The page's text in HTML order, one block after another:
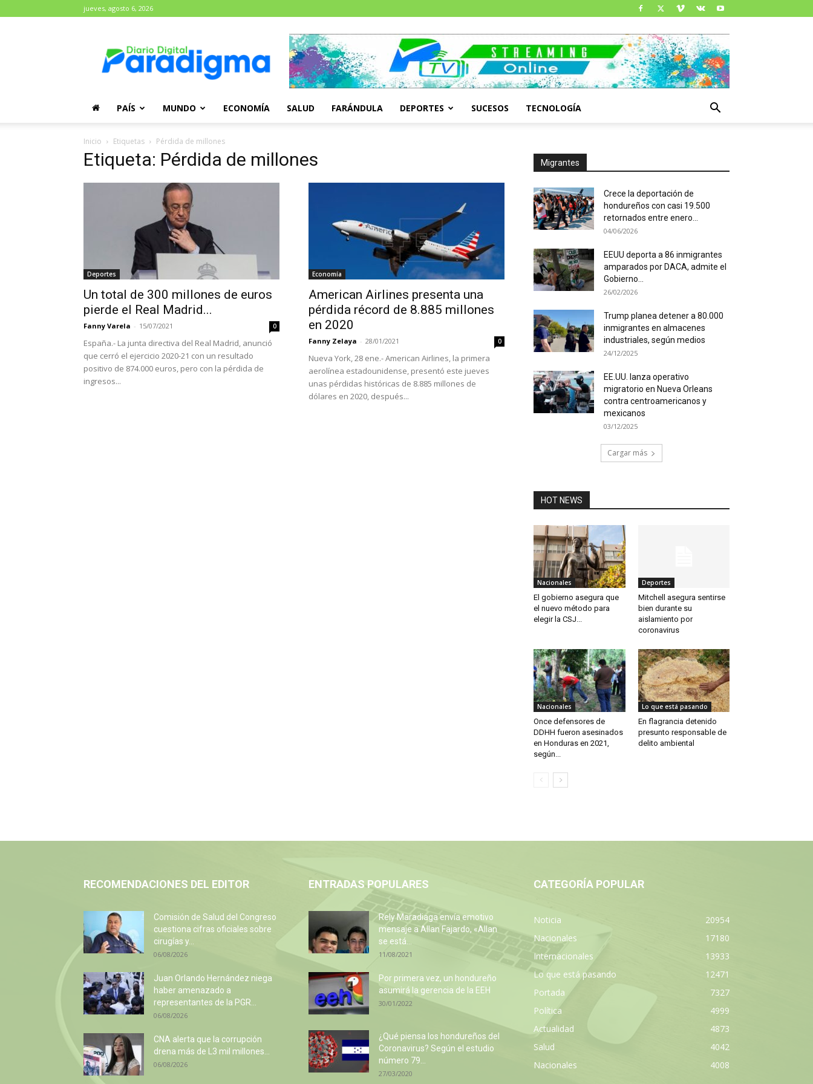
jueves, agosto 6, 2026
Paradigma
PAÍS MUNDO ECONOMÍA SALUD FARÁNDULA DEPORTES SUCESOS TECNOLOGÍA
Inicio Etiquetas Pérdida de millones
Etiqueta: Pérdida de millones
Deportes
Un total de 300 millones de euros
pierde el Real Madrid...
Fanny Varela - 15/07/2021 0
España.- La junta directiva del Real Madrid, anunció
que cerró el ejercicio 2020-21 con un resultado
positivo de 874.000 euros, pero con la pérdida de
ingresos...
Economía
American Airlines presenta una
pérdida récord de 8.885 millones
en 2020
Fanny Zelaya - 28/01/2021 0
Nueva York, 28 ene.- American Airlines, la primera
aerolínea estadounidense, presentó este jueves
unas pérdidas históricas de 8.885 millones de
dólares en 2020, después...
Migrantes
Crece la deportación de
hondureños con casi 19.500
retornados entre enero...
04/06/2026
EEUU deporta a 86 inmigrantes
amparados por DACA, admite el
Gobierno...
26/02/2026
Trump planea detener a 80.000
inmigrantes en almacenes
industriales, según medios
24/12/2025
EE.UU. lanza operativo
migratorio en Nueva Orleans
contra centroamericanos y
mexicanos
03/12/2025
Cargar más
HOT NEWS
Nacionales
El gobierno asegura que
el nuevo método para
elegir la CSJ...
Deportes
Mitchell asegura sentirse
bien durante su
aislamiento por
coronavirus
Nacionales
Once defensores de
DDHH fueron asesinados
en Honduras en 2021,
según...
Lo que está pasando
En flagrancia detenido
presunto responsable de
delito ambiental
RECOMENDACIONES DEL EDITOR
Comisión de Salud del Congreso
cuestiona cifras oficiales sobre
cirugías y...
06/08/2026
Juan Orlando Hernández niega
haber amenazado a
representantes de la PGR...
06/08/2026
CNA alerta que la corrupción
drena más de L3 mil millones...
06/08/2026
ENTRADAS POPULARES
Rely Maradiaga envía emotivo
mensaje a Allan Fajardo, «Allan
se está...
11/08/2021
Por primera vez, un hondureño
asumirá la gerencia de la EEH
30/01/2022
¿Qué piensa los hondureños del
Coronavirus? Según el estudio
número 79...
27/03/2020
CATEGORÍA POPULAR
Noticia
20954
Nacionales
17180
Internacionales
13933
Lo que está pasando
12471
Portada
7327
Política
4999
Actualidad
4873
Salud
4042
Nacionales
4008